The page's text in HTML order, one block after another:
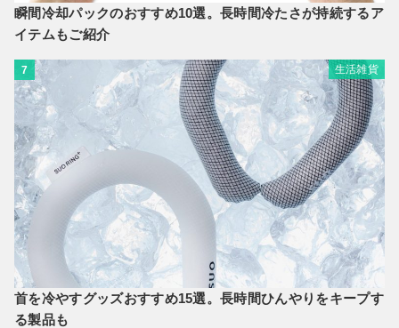
瞬間冷却パックのおすすめ10選。長時間冷たさが持続するア
イテムもご紹介
7 生活雑貨
首を冷やすグッズおすすめ15選。長時間ひんやりをキープす
る製品も